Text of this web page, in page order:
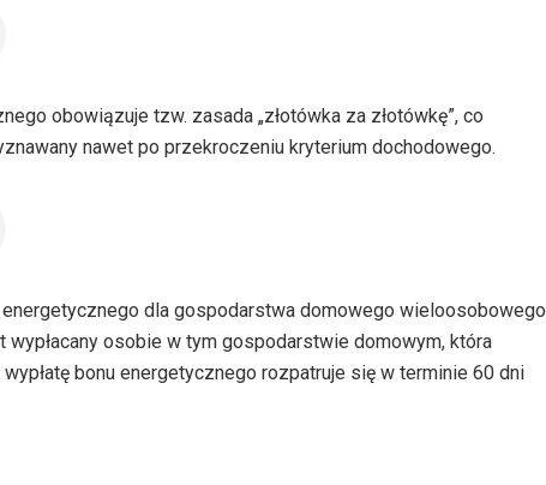
obowiązuje tzw. zasada „złotówka za złotówkę”, co
nawet po przekroczeniu kryterium dochodowego.
dla gospodarstwa domowego wieloosobowego
wypłacany osobie w tym gospodarstwie domowym, która
bonu energetycznego rozpatruje się w terminie 60 dni